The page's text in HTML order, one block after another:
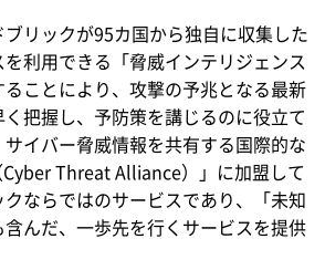
ブリックが95カ国から独自に収集した
利用できる「脅威インテリジェンス
ことにより、攻撃の予兆となる最新
把握し、予防策を講じるのに役立て
サイバー脅威情報を共有する国際的な
Cyber Threat Alliance）」に加盟して
ならではのサービスであり、「未知
んだ、一歩先を行くサービスを提供